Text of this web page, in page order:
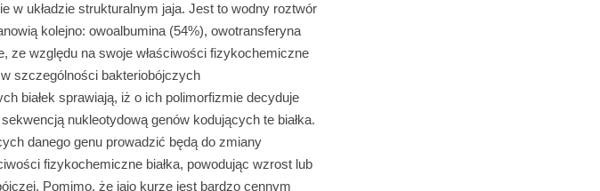
w układzie strukturalnym jaja. Jest to wodny roztwór
kolejno: owoalbumina (54%), owotransferyna
ze względu na swoje właściwości fizykochemiczne
szczególności bakteriobójczych
białek sprawiają, iż o ich polimorfizmie decyduje
nukleotydową genów kodujących te białka.
danego genu prowadzić będą do zmiany
fizykochemiczne białka, powodując wzrost lub
Pomimo, że jajo kurze jest bardzo cennym